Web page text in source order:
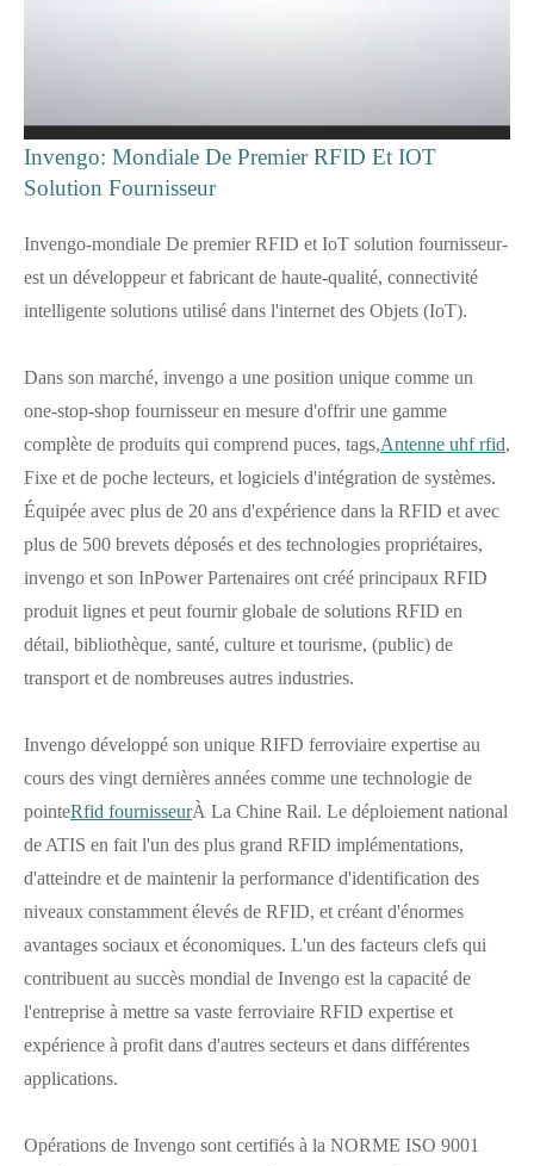
Invengo: Mondiale De Premier RFID Et IOT
Solution Fournisseur
Invengo-mondiale De premier RFID et IoT solution fournisseur-
est un développeur et fabricant de haute-qualité, connectivité
intelligente solutions utilisé dans l'internet des Objets (IoT).
Dans son marché, invengo a une position unique comme un
one-stop-shop fournisseur en mesure d'offrir une gamme
complète de produits qui comprend puces, tags,Antenne uhf rfid,
Fixe et de poche lecteurs, et logiciels d'intégration de systèmes.
Équipée avec plus de 20 ans d'expérience dans la RFID et avec
plus de 500 brevets déposés et des technologies propriétaires,
invengo et son InPower Partenaires ont créé principaux RFID
produit lignes et peut fournir globale de solutions RFID en
détail, bibliothèque, santé, culture et tourisme, (public) de
transport et de nombreuses autres industries.
Invengo développé son unique RIFD ferroviaire expertise au
cours des vingt dernières années comme une technologie de
pointeRfid fournisseurÀ La Chine Rail. Le déploiement national
de ATIS en fait l'un des plus grand RFID implémentations,
d'atteindre et de maintenir la performance d'identification des
niveaux constamment élevés de RFID, et créant d'énormes
avantages sociaux et économiques. L'un des facteurs clefs qui
contribuent au succès mondial de Invengo est la capacité de
l'entreprise à mettre sa vaste ferroviaire RFID expertise et
expérience à profit dans d'autres secteurs et dans différentes
applications.
Opérations de Invengo sont certifiés à la NORME ISO 9001